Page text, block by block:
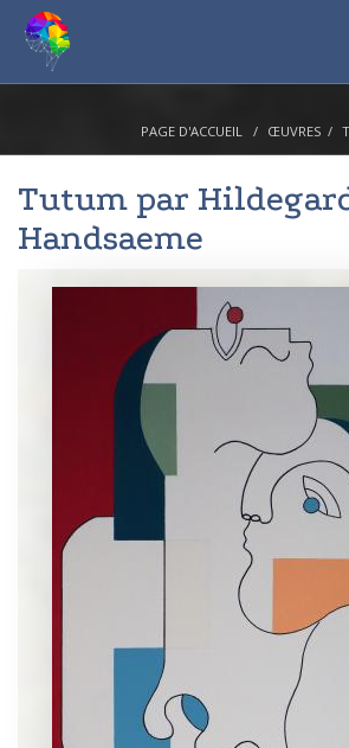
PAGE D'ACCUEIL ŒUVRES
Tutum par
Handsaeme